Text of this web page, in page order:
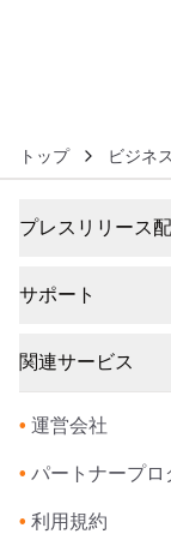
トップ ビジネ
プレスリリース
サポート
関連サービス
• 運営会社
• パートナープロ
• 利用規約